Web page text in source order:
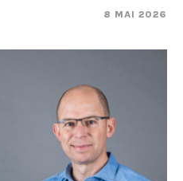
8 MAI 2026